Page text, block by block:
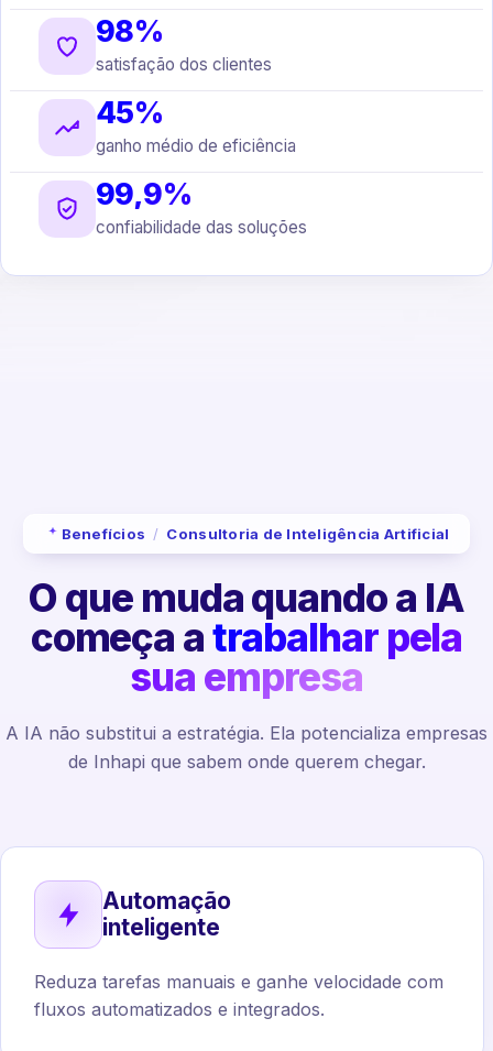
98%
satisfação dos clientes
45%
ganho médio de eficiência
99,9%
confiabilidade das soluções
Benefícios / Consultoria de Inteligência Artificial
O que muda quando a IA
começa atrabalhar pela
sua empresa
A IA não substitui a estratégia. Ela potencializa empresas
de Inhapi que sabem onde querem chegar.
Automação
inteligente
Reduza tarefas manuais e ganhe velocidade com
fluxos automatizados e integrados.